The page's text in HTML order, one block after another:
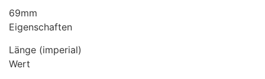
69mm
Eigenschaften
Länge (imperial)
Wert